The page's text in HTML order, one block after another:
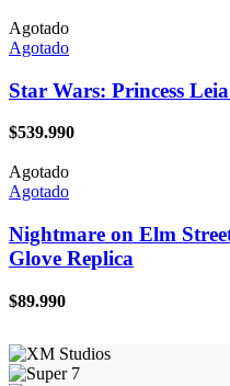
Agotado
Agotado
Star Wars: Princess
$539.990
Agotado
Agotado
Nightmare on Elm
Glove Replica
$89.990